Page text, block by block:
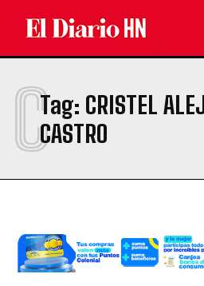
Tag: CRISTEL
CASTRO
C